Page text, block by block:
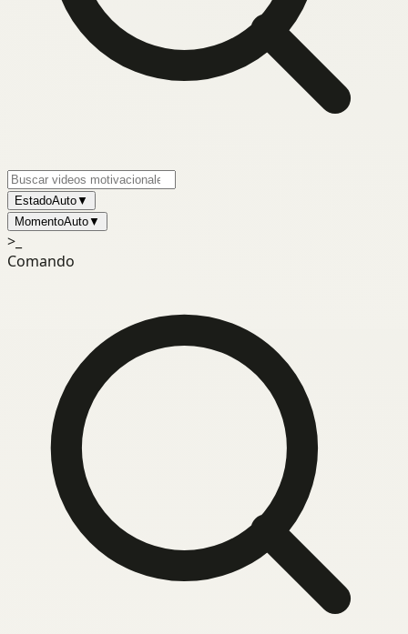
EstadoAuto▼
MomentoAuto▼
>_
Comando